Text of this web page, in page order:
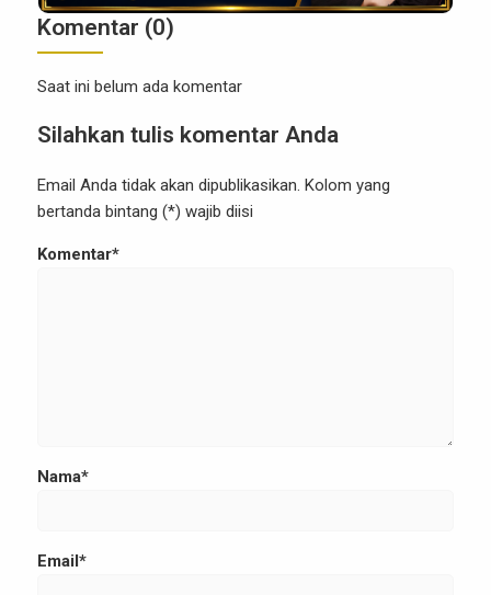
Komentar (0)
Saat ini belum ada komentar
Silahkan tulis komentar Anda
Email Anda tidak akan dipublikasikan. Kolom yang
bertanda bintang (*) wajib diisi
Komentar*
Nama*
Email*